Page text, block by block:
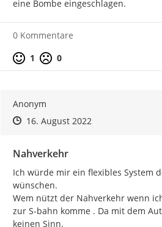
eine Bombe eingeschlagen.
0 Kommentare
Positive Bewertung
1 Negative Bewertung
0
Anonym
Zeitpunkt des Erstellens
Zeitpunkt des Erstellens
16. August 2022Zur Äußerung
Nahverkehr
Ich würde mir ein flexibles System
wünschen.
Wem nützt der Nahverkehr wenn
zur S-bahn komme . Da mit dem
keinen Sinn.